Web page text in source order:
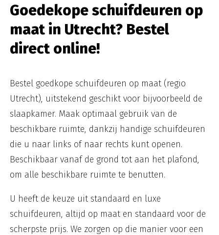
Goedekope schuifdeuren op
maat in Utrecht? Bestel
direct online!
Bestel goedkope schuifdeuren op maat (regio
Utrecht), uitstekend geschikt voor bijvoorbeeld de
slaapkamer. Maak optimaal gebruik van de
beschikbare ruimte, dankzij handige schuifdeuren
die u naar links of naar rechts kunt openen.
Beschikbaar vanaf de grond tot aan het plafond,
om alle beschikbare ruimte te benutten.
U heeft de keuze uit standaard en luxe
schuifdeuren, altijd op maat en standaard voor de
scherpste prijs. We zorgen op die manier voor een